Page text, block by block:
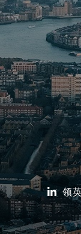
业与咨询
议解决
源、海洋与贸易
险和再保险
目和建筑工程
Code
& Co
议融资
Eco Audit
普敦
累斯萨拉姆
翰内斯堡
罗比 – 联营办
京
里斯班
庆
港
隆坡 – 联营办
西哥城
约热内卢
地亚哥 – 联营
保罗
罗
哈
拜
达
雅得
士顿
尔加里
加哥
拉斯
佛
尔法斯特
明翰
里斯托尔
里
柏林（圣史蒂
领
选择所需部分